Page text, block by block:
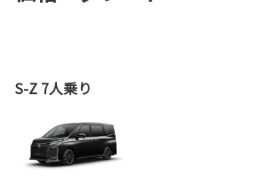
S-Z 7人乗り